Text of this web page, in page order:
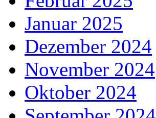
Januar 2025
Dezember 2024
November 2024
Oktober 2024